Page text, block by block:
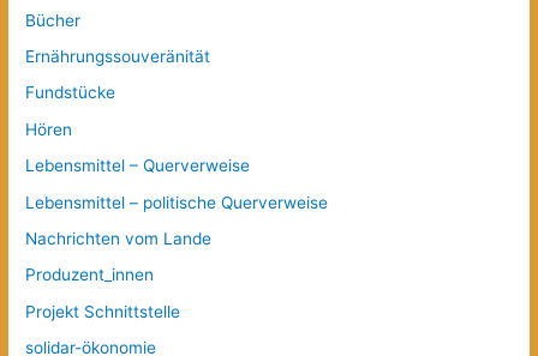
Bücher
Ernährungssouveränität
Fundstücke
Hören
Lebensmittel – Querverweise
Lebensmittel – politische Querverweise
Nachrichten vom Lande
Produzent_innen
Projekt Schnittstelle
solidar-ökonomie